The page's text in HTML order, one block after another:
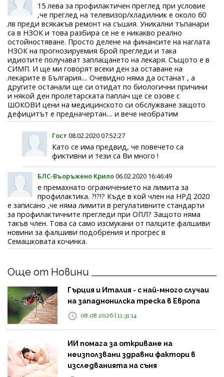
15 лева за профилактичен преглед при условие
,че преглед на телевизор/хладилник е около 60
лв преди всякакъв ремонт на съшия. Уникални тъпанари
са в НЗОК и това разбира се не е никакво реално
остойностяване. Просто делене на финансите на наглата
НЗОК на прогнозируемия брой прегледи и така
идиотите получават заплащането на лекаря. Същото е в
СИМП. И ще ми говорят всеки ден за оставане на
лекарите в България.... Очевидно няма да останат , а
другите останали ще си отидат по биологични причини
и някой ден пролетарската паплач ще се озове с
ШОКОВИ цени на медицинското си обслужване защото
дефицитът е предначертан.... и вече необратим
Гост 08.02.2020 07:52:27
Като се има предвид, че повечето са
фиктивни и тези са Ви много !
БЛС-Въоръжено Крило06.02.2020 16:46:49
е премахнато ограничението на лимита за
профилактика. ?!?!? Къде в кой член на НРД 2020
е записано ,че няма лимити в регулативните стандарти
за профилактичните прегледи при ОПЛ? Защото няма
такъв член. Това са само изсмукани от палците фалшиви
новини за фалшиви подобрения и прогрес в
Семашковата кочинка.
Още от Новини
Гърция и Италия - с най-много случаи
на западнонилска треска в Европа
08.08.2026 | 11:31:14
ИИ помага за откриване на
неизползвани здравни фактори в
изследванията на съня